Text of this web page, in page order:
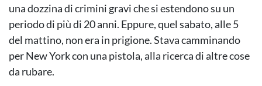
una dozzina di crimini gravi che si estendono su un
periodo di più di 20 anni. Eppure, quel sabato, alle 5
del mattino, non era in prigione. Stava camminando
per New York con una pistola, alla ricerca di altre cose
da rubare.